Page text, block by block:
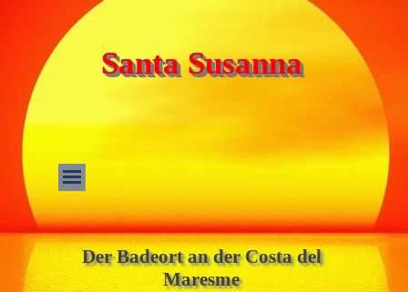
Santa Susanna
Der Badeort an der Costa del
Maresme